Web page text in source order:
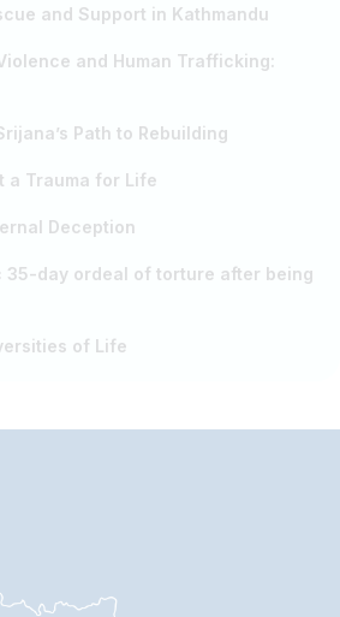
and Support in Kathmandu
and Human Trafficking:
Path to Rebuilding
a Trauma for Life
Deception
35-day ordeal of torture after being
of Life